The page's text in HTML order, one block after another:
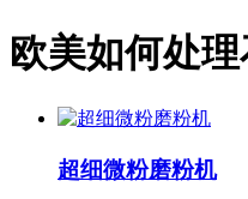
欧美如何处
超细微粉磨粉机